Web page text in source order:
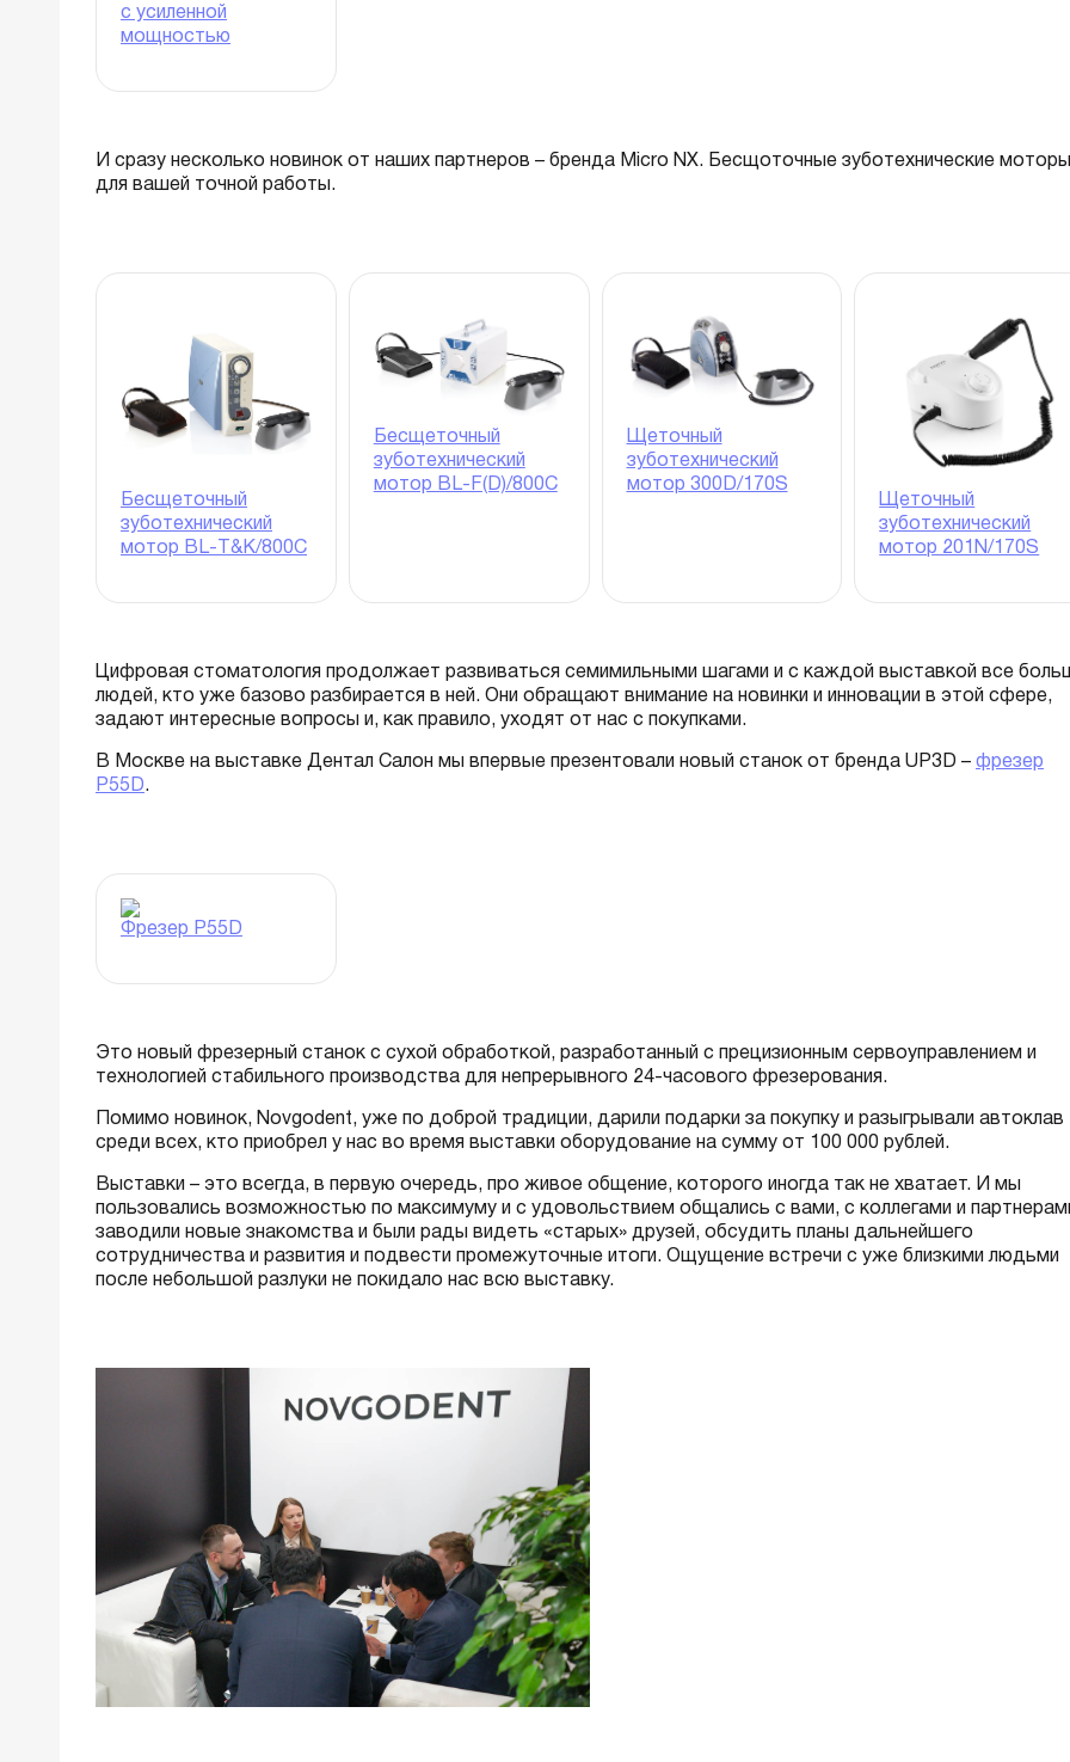
с усиленной
мощностью
И сразу несколько новинок от наших партнеров – бренда Micro NX. Бесщоточные зуботехнические моторы
для вашей точной работы.
Бесщеточный
зуботехнический
мотор BL-T&K/800C
Бесщеточный
зуботехнический
мотор BL-F(D)/800C
Щеточный
зуботехнический
мотор 300D/170S
Щеточный
зуботехнический
мотор 201N/170S
Цифровая стоматология продолжает развиваться семимильными шагами и с каждой выставкой все
людей, кто уже базово разбирается в ней. Они обращают внимание на новинки и инновации в этой сфере,
задают интересные вопросы и, как правило, уходят от нас с покупками.
В Москве на выставке Дентал Салон мы впервые презентовали новый станок от бренда UP3D – фрезер
P55D.
Фрезер P55D
Это новый фрезерный станок с сухой обработкой, разработанный с прецизионным сервоуправлением и
технологией стабильного производства для непрерывного 24-часового фрезерования.
Помимо новинок, Novgodent, уже по доброй традиции, дарили подарки за покупку и разыгрывали автоклав
среди всех, кто приобрел у нас во время выставки оборудование на сумму от 100 000 рублей.
Выставки – это всегда, в первую очередь, про живое общение, которого иногда так не хватает. И мы
пользовались возможностью по максимуму и с удовольствием общались с вами, с коллегами и
заводили новые знакомства и были рады видеть «старых» друзей, обсудить планы дальнейшего
сотрудничества и развития и подвести промежуточные итоги. Ощущение встречи с уже близкими людьми
после небольшой разлуки не покидало нас всю выставку.